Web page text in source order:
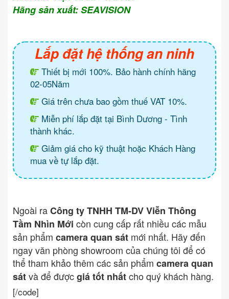
Hãng sản xuất: SEAVISION
Lắp đặt hệ thống an ninh
Thiết bị mới 100%. Bảo hành chính hãng
02-05Năm
Giá trên chưa bao gồm thuế VAT 10%.
Miễn phí lắp đặt tại Bình Dương - Tình
thành khác.
Giảm giá cho kỹ thuật hoặc Khách Hàng
mua về tự lắp đặt.
Ngoài raCông ty TNHH TM-DV Viễn Thông
Tầm Nhìn Mới còn cung cấp rất nhiều các mẫu
sản phẩm camera quan sát mới nhất. Hãy đến
ngay văn phòng showroom của chúng tôi để có
thể tham khảo thêm các sản phẩm camera quan
sátvà để đượcgiá tốt nhấtcho quý khách hàng.
[/code]